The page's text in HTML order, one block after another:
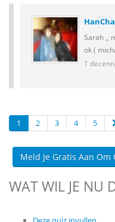
Sarah ,,
ok (
1
1 2 3 4 5
Meld Je Gratis Aan Om
WAT WIL JE NU